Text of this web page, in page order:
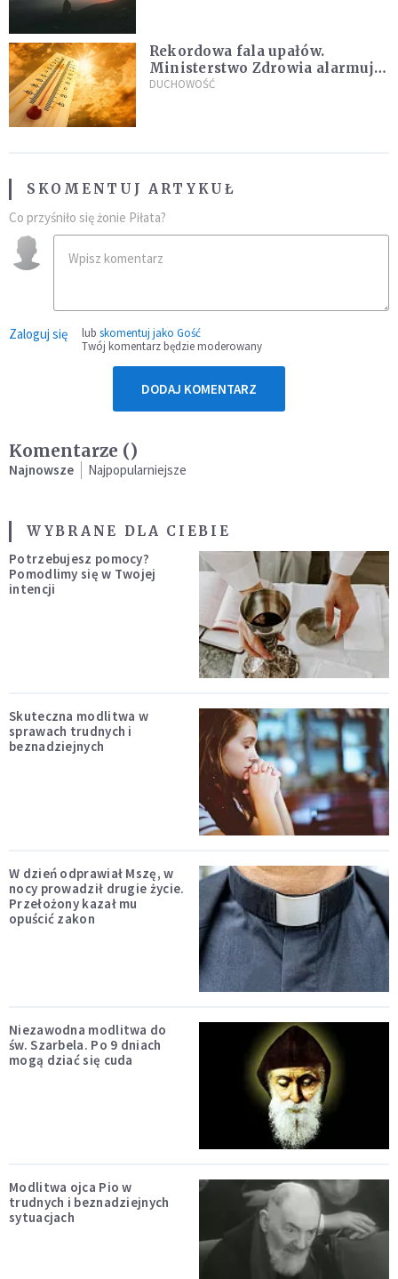
Rekordowa fala upałów.
Ministerstwo Zdrowia alarmuje
po doświadczeniach z czerwca
DUCHOWOŚĆ
SKOMENTUJ ARTYKUŁ
Co przyśniło się żonie Piłata?
Zaloguj się lub skomentuj jako Gość
Twój komentarz będzie moderowany
DODAJ KOMENTARZ
Komentarze ()
Najnowsze Najpopularniejsze
WYBRANE DLA CIEBIE
Potrzebujesz pomocy?
Pomodlimy się w Twojej
intencji
Skuteczna modlitwa w
sprawach trudnych i
beznadziejnych
W dzień odprawiał Mszę, w
nocy prowadził drugie życie.
Przełożony kazał mu
opuścić zakon
Niezawodna modlitwa do
św. Szarbela. Po 9 dniach
mogą dziać się cuda
Modlitwa ojca Pio w
trudnych i beznadziejnych
sytuacjach